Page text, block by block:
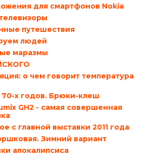
для смартфонов Nokia
путешествия
людей
маразмы
о чем говорит температура
х годов. Брюки-клеш
GH2 - самая совершенная
с главной выставки 2011 года
Зимний вариант
апокалипсиса